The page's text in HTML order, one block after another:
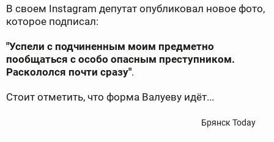
В своем Instagram депутат опубликовал новое фото,
которое подписал:
"Успели с подчиненным моим предметно
пообщаться с особо опасным преступником.
Раскололся почти сразу".
Стоит отметить, что форма Валуеву идёт...
Брянск Today